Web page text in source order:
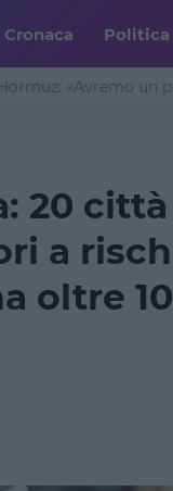
Cronaca Politica
«Avremo un
20 città
a
oltre